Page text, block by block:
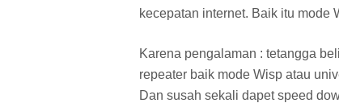
kecepatan internet. Baik itu mode
Karena pengalaman : tetangga
repeater baik mode Wisp atau
Dan susah sekali dapet speed